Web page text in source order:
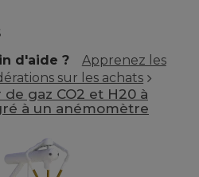
d'aide ?
Apprenez les
sur les achats
de gaz CO2 et H20 à
à un anémomètre